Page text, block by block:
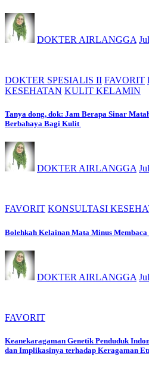
DOKTER AIRLANGGA
DOKTER SPESIALIS II FAVORIT
KESEHATAN KULIT KELAMIN
Tanya dong, dok: Jam Berapa Sinar
Berbahaya Bagi Kulit
DOKTER AIRLANGGA
FAVORIT KONSULTASI
Bolehkah Kelainan Mata Minus
DOKTER AIRLANGGA
FAVORIT
Keanekaragaman Genetik Penduduk
dan Implikasinya terhadap Keragaman